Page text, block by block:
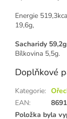
Energie
19,6g,
Sacharidy 59,2g
Bílkovina 5,5g.
Doplňkové
Kategorie:
EAN:
Položka byla